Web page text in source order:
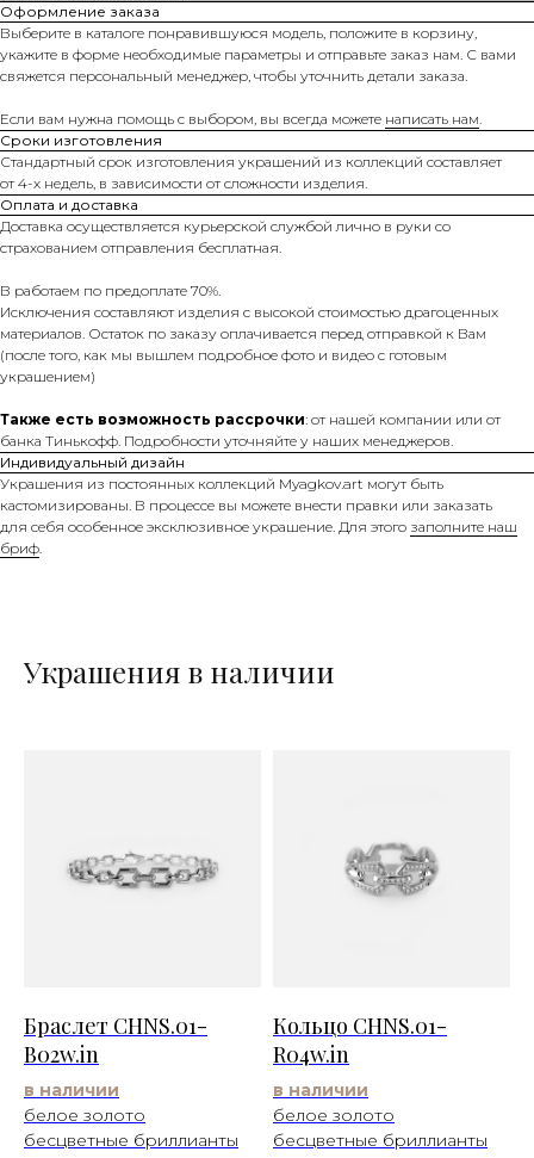
Оформление заказа
Выберите в каталоге понравившуюся модель, положите в корзину,
укажите в форме необходимые параметры и отправьте заказ нам. С вами
свяжется персональный менеджер, чтобы уточнить детали заказа.
Если вам нужна помощь с выбором, вы всегда можете написать нам
Сроки изготовления
Стандартный срок изготовления украшений из коллекций составляет
от 4-х недель, в зависимости от сложности изделия.
Оплата и доставка
Доставка осуществляется курьерской службой лично в руки со
страхованием отправления бесплатная.
В работаем по предоплате 70%.
Исключения составляют изделия с высокой стоимостью драгоценных
материалов. Остаток по заказу оплачивается перед отправкой к Вам
(после того, как мы вышлем подробное фото и видео с готовым
украшением)
Также есть возможность рассрочки: от нашей компании или от
банка Тинькофф. Подробности уточняйте у наших менеджеров.
Индивидуальный дизайн
Украшения из постоянных коллекций Myagkov.art могут быть
кастомизированы. В процессе вы можете внести правки или заказать
для себя особенное эксклюзивное украшение. Для этого заполните наш
бриф
Украшения в наличии
Браслет CHNS.01-
B02w.in
в наличии
белое золото
бесцветные бриллианты
Кольцо CHNS.01-
R04w.in
в наличии
белое золото
бесцветные бриллианты